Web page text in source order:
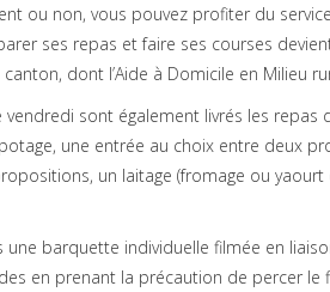
ou non, vous pouvez profiter du
ses repas et faire ses courses
dont l’Aide à Domicile en Milieu
sont également livrés les
une entrée au choix entre deux
un laitage (fromage ou
barquette individuelle filmée en
en prenant la précaution de percer le